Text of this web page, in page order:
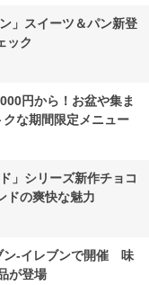
」スイーツ＆パン新登
ック
円から！お盆や集ま
な期間限定メニュー
」シリーズ新作チョコ
ドの爽快な魅力
ン-イレブンで開催 味
が登場